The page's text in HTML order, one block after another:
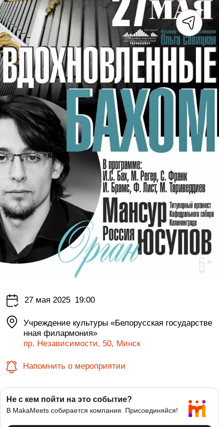
27 мая 2025 19:00
Учреждение культуры «Белорусская государстве
нная филармония»
пр. Независимости, 50, Минск
Напомнить о мероприятии